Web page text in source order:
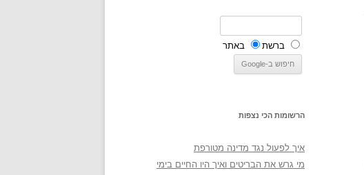
ברשת באתר
הרשומות הכי נצפות
איך לפעול נגד מדינה מטורפת
מי גרש את הבריטים ואיך היו החיים בימי